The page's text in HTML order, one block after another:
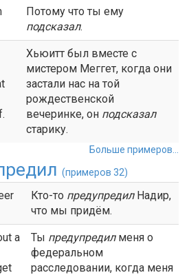
Потому что ты ему
подсказал.
Хьюитт был вместе с
мистером Меггет, когда они
застали нас на той
рождественской
вечеринке, он подсказал
старику.
Больше примеров...
(примеров 32)
Кто-то предупредилНадир,
что мы придём.
a
Ты предупредилменя о
федеральном
расследовании, когда меня